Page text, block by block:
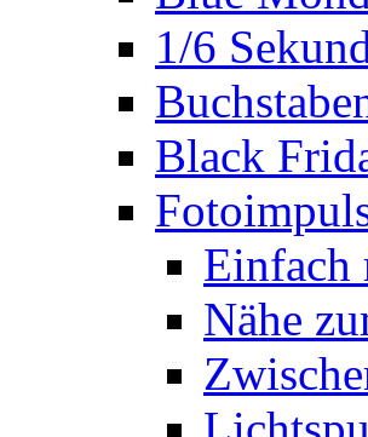
1/6
Black
Einfach
Nähe